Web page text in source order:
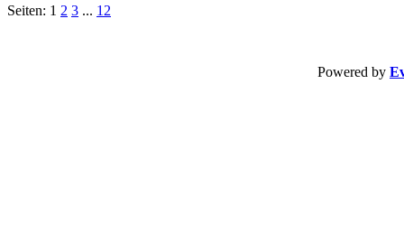
Seiten: 1 2 3 ... 12
Powered by